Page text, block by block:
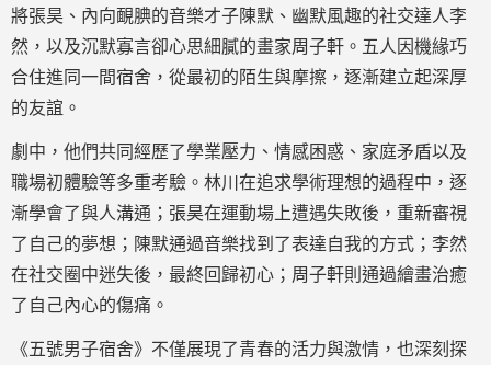
將張昊、內向靦腆的音樂才子陳默、幽默風趣的社交達人李
然，以及沉默寡言卻心思細膩的畫家周子軒。五人因機緣巧
合住進同一間宿舍，從最初的陌生與摩擦，逐漸建立起深厚
的友誼。
劇中，他們共同經歷了學業壓力、情感困惑、家庭矛盾以及
職場初體驗等多重考驗。林川在追求學術理想的過程中，逐
漸學會了與人溝通；張昊在運動場上遭遇失敗後，重新審視
了自己的夢想；陳默通過音樂找到了表達自我的方式；李然
在社交圈中迷失後，最終回歸初心；周子軒則通過繪畫治癒
了自己內心的傷痛。
《五號男子宿舍》不僅展現了青春的活力與激情，也深刻探